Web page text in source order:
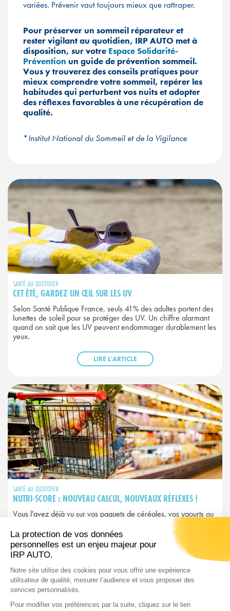
variées. Prévenir vaut toujours mieux que rattraper.
Pour préserver un sommeil réparateur et
rester vigilant au quotidien, IRP AUTO met à
disposition, sur votre Espace Solidarité-
Prévention un guide de prévention sommeil.
Vous y trouverez des conseils pratiques pour
mieux comprendre votre sommeil, repérer les
habitudes qui perturbent vos nuits et adopter
des réflexes favorables à une récupération de
qualité.
*Institut National du Sommeil et de la Vigilance
SANTÉ AU QUOTIDIEN
CET ÉTÉ, GARDEZ UN ŒIL SUR LES UV
Selon Santé Publique France, seuls 41% des adultes portent des
lunettes de soleil pour se protéger des UV. Un chiffre alarmant
quand on sait que les UV peuvent endommager durablement les
yeux.
LIRE L'ARTICLE
SANTÉ AU QUOTIDIEN
NUTRI-SCORE : NOUVEAU CALCUL, NOUVEAUX RÉFLEXES !
Vous l'avez déjà vu sur vos paquets de céréales, vos yaourts ou
vos plats préparés. Ce petit logo coloré allant du A vert au E
rouge, c'est le Nutri-Score. Mais attention : depuis 2025, il a
changé et avec lui, peut-être vos habitudes d’achat…